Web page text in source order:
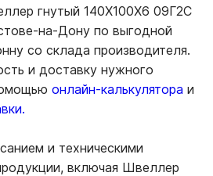
гнутый 140Х100Х6 09Г2С
на-Дону по выгодной
со склада производителя.
и доставку нужного
онлайн-калькулятора и
и техническими
включая Швеллер